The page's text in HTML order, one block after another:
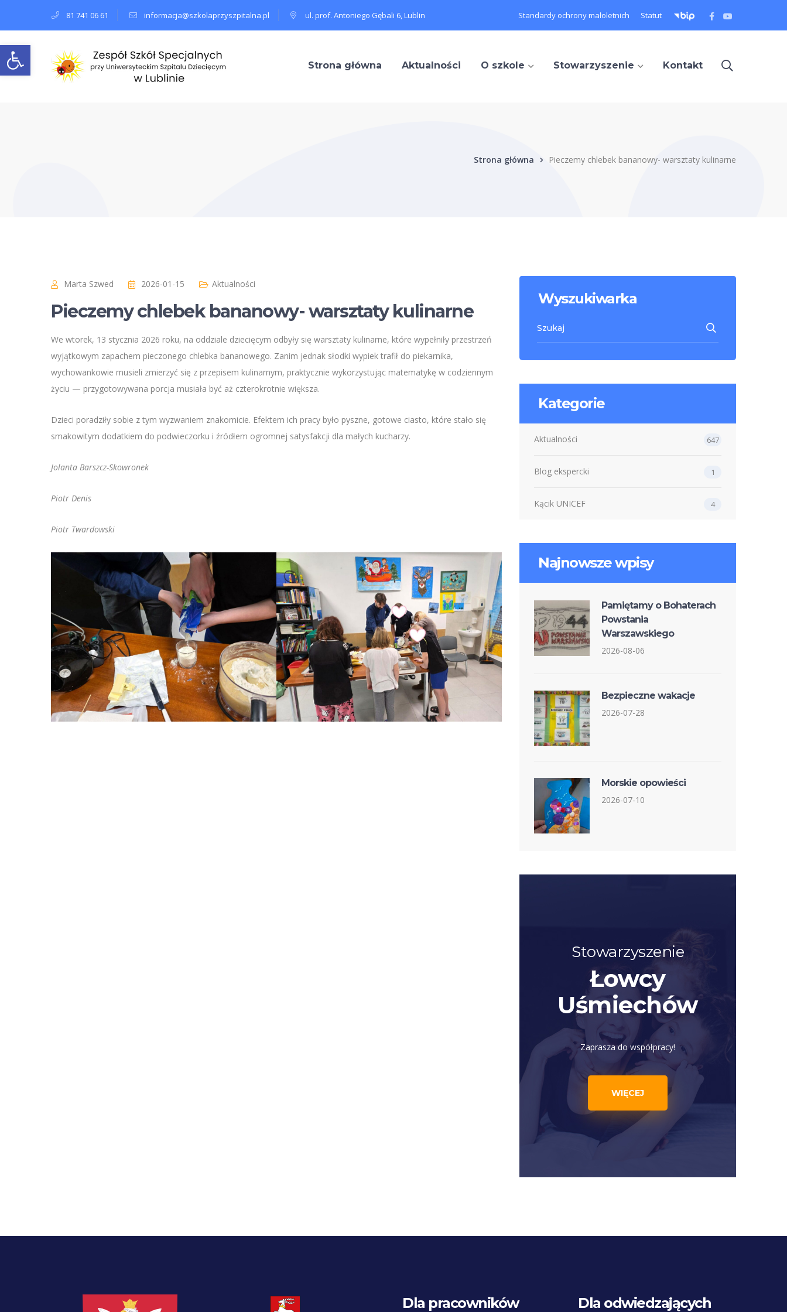
Open toolbar
81 741 06 61 informacja@szkolaprzyszpitalna.pl ul. prof. Antoniego Gębali 6, Lublin Standardy ochrony małoletnich Statut
Facebook
ProfileProfile
Strona główna Aktualności O szkole Stowarzyszenie Kontakt
Strona główna Pieczemy chlebek bananowy- warsztaty kulinarne
Marta Szwed 2026-01-15 Aktualności
Pieczemy chlebek bananowy- warsztaty kulinarne
We wtorek, 13 stycznia 2026 roku, na oddziale dziecięcym odbyły się warsztaty kulinarne, które wypełniły przestrzeń
wyjątkowym zapachem pieczonego chlebka bananowego. Zanim jednak słodki wypiek trafił do piekarnika,
wychowankowie musieli zmierzyć się z przepisem kulinarnym, praktycznie wykorzystując matematykę w codziennym
życiu — przygotowywana porcja musiała być aż czterokrotnie większa.
Dzieci poradziły sobie z tym wyzwaniem znakomicie. Efektem ich pracy było pyszne, gotowe ciasto, które stało się
smakowitym dodatkiem do podwieczorku i źródłem ogromnej satysfakcji dla małych kucharzy.
Jolanta Barszcz-Skowronek
Piotr Denis
Piotr Twardowski
Wyszukiwarka
Kategorie
Aktualności 647
Blog ekspercki 1
Kącik UNICEF 4
Najnowsze wpisy
Pamiętamy o Bohaterach
Powstania
Warszawskiego
2026-08-06
Bezpieczne wakacje
2026-07-28
Morskie opowieści
2026-07-10
Stowarzyszenie
Łowcy
Uśmiechów
Zaprasza do współpracy!
WIĘCEJ
Dla pracowników Dla odwiedzających